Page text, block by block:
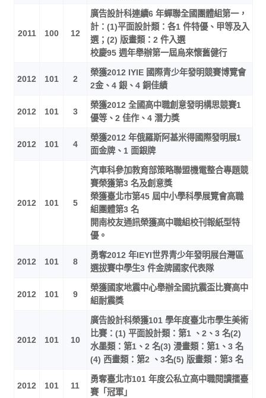
2011 100 12
廣告設計科連續6 年蟬聯全國團體組第一，
計：(1)平面設計類：各1 件特優、甲等及入
選；(2) 版畫類：2 件入選
校慶95 週年舉辦第一屆烏來懷舊健行
2012 101 2
榮獲2012 IYIE 國際青少年發明競賽博覽會
2金、4 銀、4 銅佳績
2012 101 3
榮獲2012 全國高中職創意發明構思競賽1
優等、2 佳作、4 潛力獎
2012 101 4
榮獲2012 年俄羅斯阿基米得國際發明展1
面金牌、1 面銀牌
2012 101 5
汽車科參加教育部策略聯盟機電整合專題競
賽榮獲第3 名及創意獎
榮獲臺北市第45 屆中小學科學展覽會高職
組團體第3 名
開南校友通訊榮獲高中職組校刊報紙型特
優。
2012 101 8
勇奪2012 年IEYI世界青少年發明展台灣區
選拔賽中學生3 件金牌國家代表隊
2012 101 9
榮獲國家地震中心舉辦全國抗震盃比賽高中
組耐震獎
2012 101 10
廣告設計科榮獲101 學年度臺北市學生美術
比賽：(1) 平面設計類：第1 、2、3 名(2)
水墨類：第1、2 名(3) 漫畫類：第1、3 名
(4) 西畫類：第2 、3名(5) 版畫類：第3 名
2012 101 11
勇奪臺北市101 年度公私立高中職閱讀擂臺
賽「冠軍」